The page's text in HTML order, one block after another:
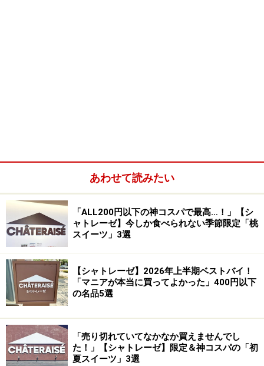
最初にご紹介するのは、2026年4月新発売の「白州名水
かき氷フロート マンゴー＆バニラ」4個入 345円（税
マンゴーの王様と称される最高級品種“アルフォンソマン
ゴー” のピューレを使用したマンゴーかき氷と、しぼり
あわせて読みたい
「ALL200円以下の神コスパで最高…！」【シ
ャトレーゼ】今しか食べられない季節限定「桃
スイーツ」3選
【シャトレーゼ】2026年上半期ベストバイ！
「マニアが本当に買ってよかった」400円以下
の名品5選
「売り切れていてなかなか買えませんでし
た！」【シャトレーゼ】限定＆神コスパの「初
夏スイーツ」3選